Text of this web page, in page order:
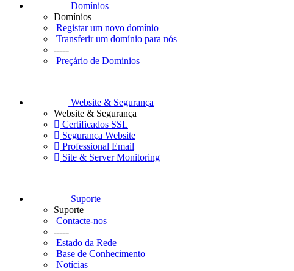
Domínios
Domínios
Registar um novo domínio
Transferir um domínio para nós
-----
Preçário de Dominios
Website & Segurança
Website & Segurança
Certificados SSL
Segurança Website
Professional Email
Site & Server Monitoring
Suporte
Suporte
Contacte-nos
-----
Estado da Rede
Base de Conhecimento
Notícias